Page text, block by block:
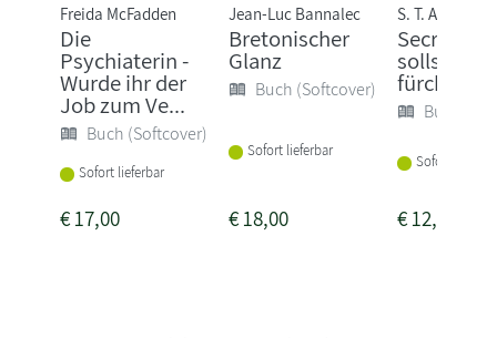
Freida McFadden
Die
Psychiaterin -
Wurde ihr der
Job zum Ve...
Buch (Softcover)
Sofort lieferbar
€17,00
Jean-Luc Bannalec
Bretonischer
Glanz
Buch (Softcover)
Sofort lieferbar
€18,00
S. T. Abby
Secret -
sollst
fürchten
Buch
Sofort
€12,00